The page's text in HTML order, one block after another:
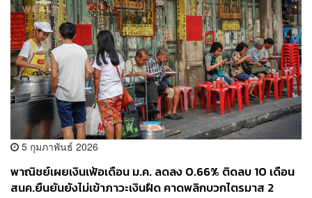
5 กุมภาพันธ์ 2026
พาณิชย์เผยเงินเฟ้อเดือน ม.ค. ลดลง 0.66% ติดลบ 10 เดือน
สนค.ยืนยันยังไม่เข้าภาวะเงินฝืด คาดพลิกบวกไตรมาส 2